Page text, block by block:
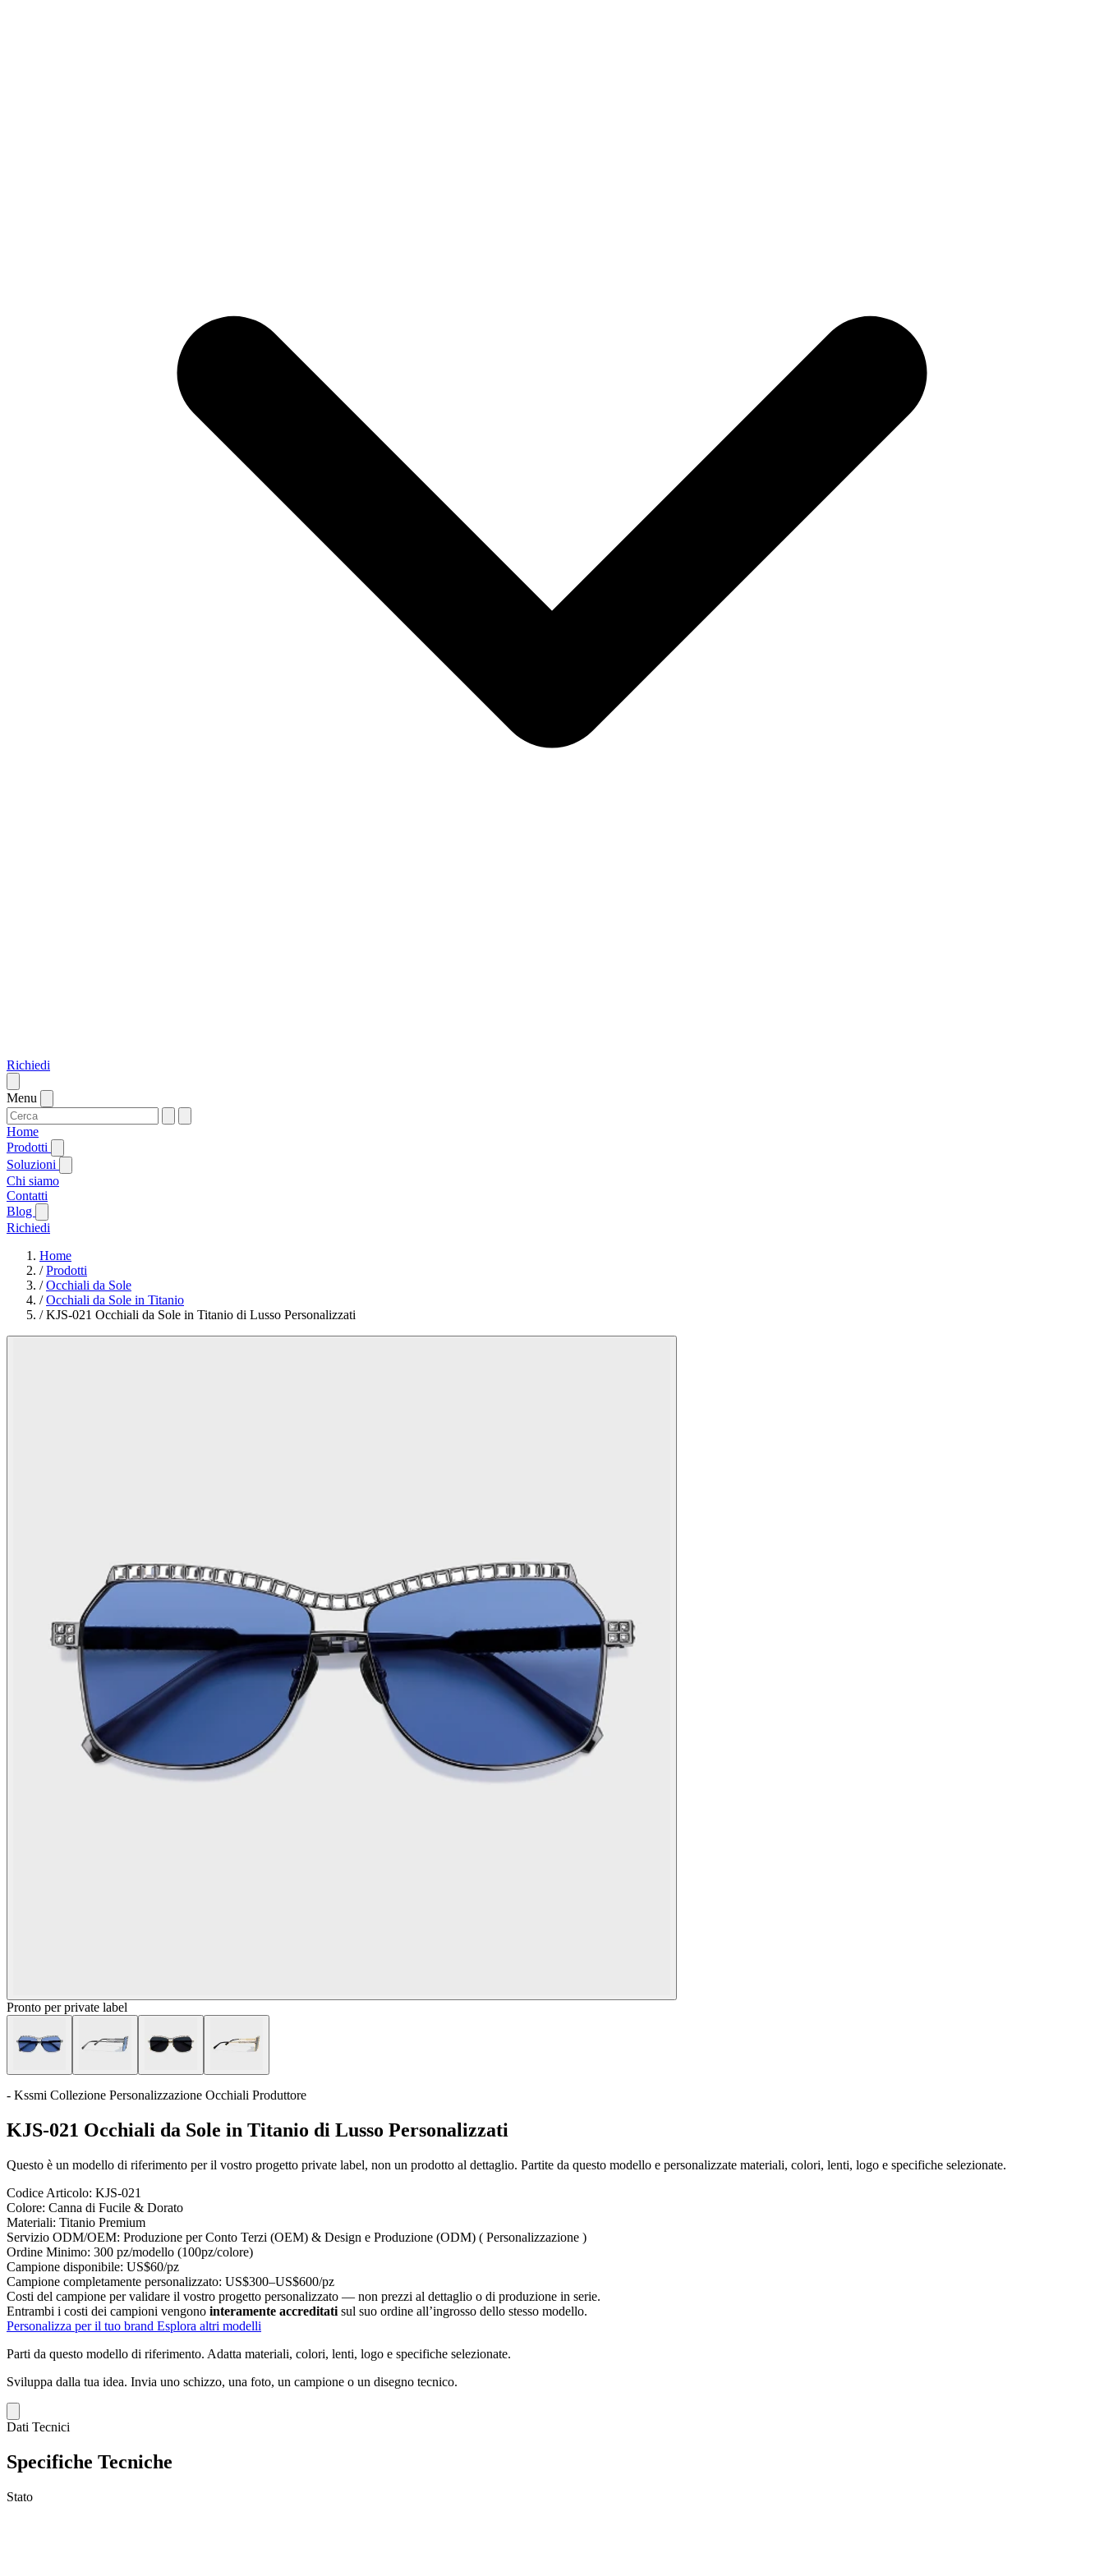
Richiedi
Menu
Home
Prodotti
Soluzioni
Chi siamo
Contatti
Blog
Richiedi
Home
/Prodotti
/Occhiali da Sole
/Occhiali da Sole in Titanio
/KJS-021 Occhiali da Sole in Titanio di Lusso Personalizzati
Pronto per private label
- Kssmi Collezione Personalizzazione Occhiali Produttore
KJS-021 Occhiali da Sole in Titanio di Lusso Personalizzati
Questo è un modello di riferimento per il vostro progetto private label, non un prodotto al dettaglio. Partite da questo modello e personalizzate materiali, colori, lenti, logo e specifiche selezionate.
Codice Articolo: KJS-021
Colore: Canna di Fucile & Dorato
Materiali: Titanio Premium
Servizio ODM/OEM: Produzione per Conto Terzi (OEM) & Design e Produzione (ODM) ( Personalizzazione )
Ordine Minimo: 300 pz/modello (100pz/colore)
Campione disponibile: US$60/pz
Campione completamente personalizzato: US$300–US$600/pz
Costi del campione per validare il vostro progetto personalizzato — non prezzi al dettaglio o di produzione in serie.
Entrambi i costi dei campioni vengono interamente accreditati sul suo ordine all’ingrosso dello stesso modello.
Personalizza per il tuo brand Esplora altri modelli
Parti da questo modello di riferimento. Adatta materiali, colori, lenti, logo e specifiche selezionate.
Sviluppa dalla tua idea. Invia uno schizzo, una foto, un campione o un disegno tecnico.
Dati Tecnici
Specifiche Tecniche
Stato